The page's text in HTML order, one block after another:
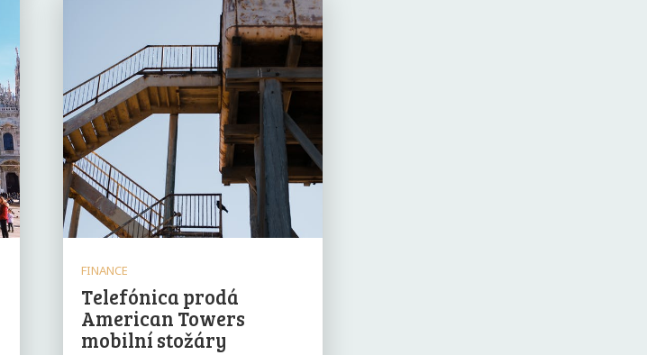
FINANCE
Telefónica prodá
American Towers
mobilní stožáry